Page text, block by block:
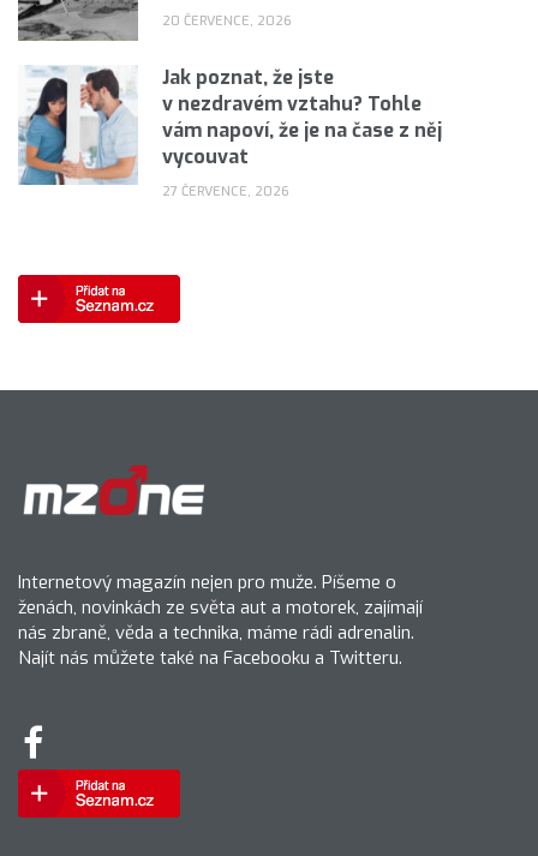
20 ČERVENCE, 2026
Jak poznat, že jste
v nezdravém vztahu? Tohle
vám napoví, že je na čase z něj
vycouvat
27 ČERVENCE, 2026
Internetový magazín nejen pro muže. Píšeme o
ženách, novinkách ze světa aut a motorek, zajímají
nás zbraně, věda a technika, máme rádi adrenalin.
Najít nás můžete také na Facebooku a Twitteru.